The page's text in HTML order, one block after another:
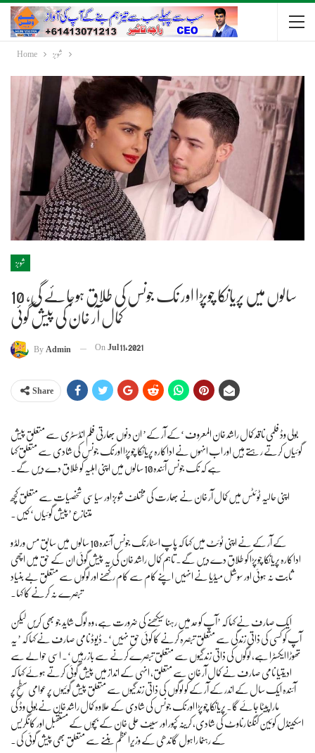
Home شوبز
شوبز
10 سالوں میں پریانکا چوپڑا اور نک جونس کی طلاق ہوجائے گی،
کمال آر خان کی پیش گوئی
ByAdmin OnJul 11, 2021
Share
بولی وڈ فلمی ناقد کمال راشد خان المعروف ‘کے آر کے’ ان دنوں بھارتی فلم انڈسٹری سے متعلق پیش
گوئیاں کرتے رہتے ہیں اور اب انہوں نے اداکارہ پریانکا چوپڑا اور نک جونس کی شادی سے متعلق کہا
ہے کہ نک جونس آئندہ 10 سالوں میں اپنی اہلیہ کو طلاق دے دیں گے۔
اپنی حالیہ ٹوئٹس میں کمال آر خان نے بھارت کی مختلف شوبز اور سیاسی شخصیات سے متعلق کچھ
متنازع ’پیش گوئیاں‘ کیں۔
کے آر کے نے اپنی ٹوئٹ میں کہا کہ پاپ اسٹار نک جونس آئندہ 10 سالوں میں سابق مس ورلڈ و
اداکارہ پریانکا چوپڑا کو طلاق دے دیں گے۔ تاہم کمال راشد خان کی یہ پیش گوئی ان کے حق میں اچھی
ثابت نہ ہوئی اور سوشل میڈیا نے انہیں اپنے کام سے کام رکھنے اور لوگوں سے متعلق بے بنیاد
تبصرے نہ کرنے کا کہا۔
ایک صارف نے کہا کہ ’آپ کو حد میں رہنا سیکھنے کی ضرورت ہے، وہ لوگ شاید جو بھی کریں لیکن
آپ کو کسی کی ذاتی زندگی سے متعلق تبصرہ کرنے کا کوئی حق نہیں‘۔ ڈیوڈ نامی صارف نے کہا کہ ’یہ
تھوڑا ایکسٹرا ہے، لوگوں کی ذاتی زندگیوں سے متعلق تبصرے کرنے سے باز رہیں‘۔ اسی حوالے سے
ادیتیا نامی صارف نے کمال آر خان سے متعلق، انہی کے انداز میں پیش گوئی کرتے ہوئے کہا کہ
آئندہ ایک سال کے اندر کے آر کے کو لوگوں کی ذاتی زندگیوں سے متعلق پیش گوئیوں پر عوامی سطح پر
مارا پیٹا جائے گا۔ پریانکا چوپڑا اور نک جونس کی شادی کے علاوہ کمال راشد خان نے بولی وڈ کی
اسکینڈل کوئین کنگنا رناوٹ کی شادی، کرینہ کپور اور سیف علی خان کے بچوں کے مستقبل اور کانگریس
کے رہنما راہول گاندھی کے وزیراعظم بننے سے متعلق بھی پیش گوئی کی۔